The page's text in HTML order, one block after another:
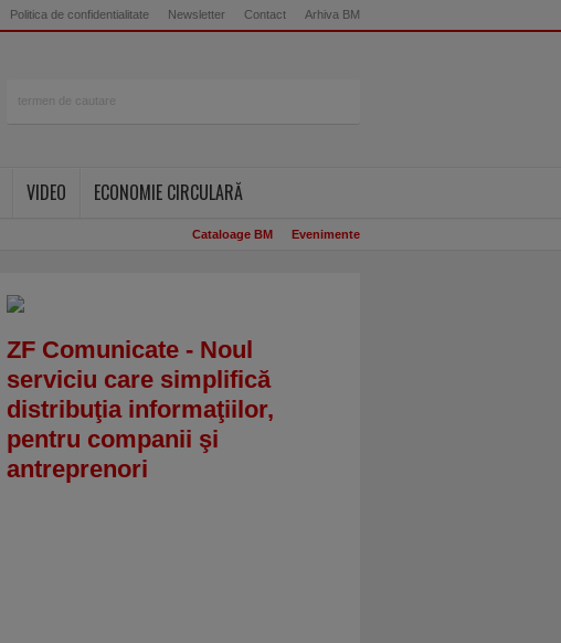
Politica de confidentialitate Newsletter Contact Arhiva BM
VIDEO
ECONOMIE CIRCULARĂ
Cataloage BM Evenimente
ZF Comunicate - Noul
serviciu care simplifică
distribuţia informaţiilor,
pentru companii şi
antreprenori